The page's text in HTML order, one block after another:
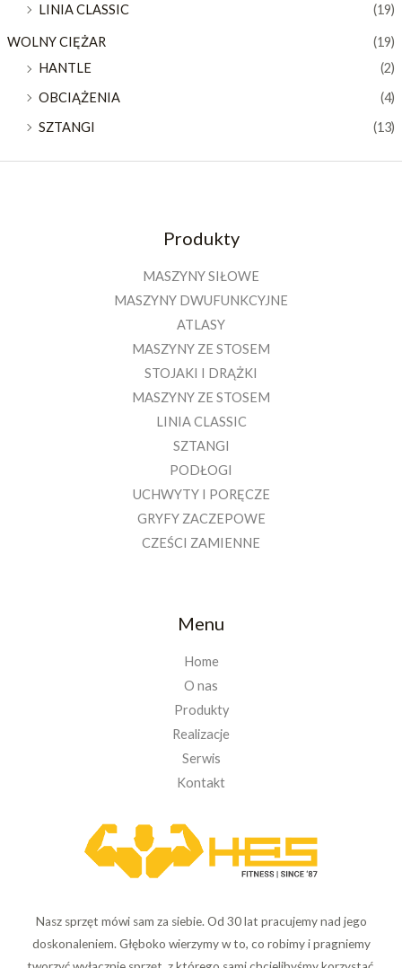
LINIA CLASSIC
(19)
WOLNY CIĘŻAR
(19)
HANTLE
(2)
OBCIĄŻENIA
(4)
SZTANGI
(13)
Produkty
MASZYNY SIŁOWE
MASZYNY DWUFUNKCYJNE
ATLASY
MASZYNY ZE STOSEM
STOJAKI I DRĄŻKI
MASZYNY ZE STOSEM
LINIA CLASSIC
SZTANGI
PODŁOGI
UCHWYTY I PORĘCZE
GRYFY ZACZEPOWE
CZEŚCI ZAMIENNE
Menu
Home
O nas
Produkty
Realizacje
Serwis
Kontakt
Nasz sprzęt mówi sam za siebie. Od 30 lat pracujemy nad jego
doskonaleniem. Głęboko wierzymy w to, co robimy i pragniemy